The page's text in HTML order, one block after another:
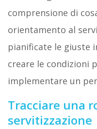
comprensione di
orientamento al
pianificate le giuste
creare le condizioni
implementare un
Tracciare una
servitizzazione